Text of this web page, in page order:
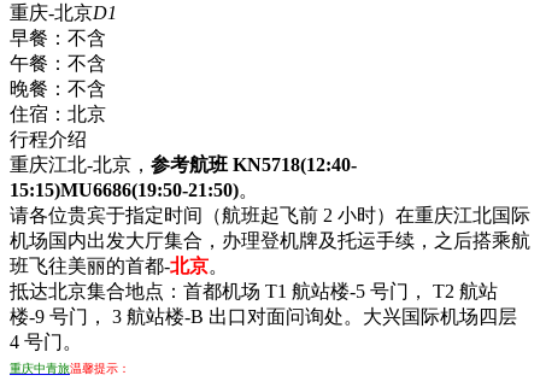
重庆-北京D1
早餐： 不含
午餐： 不含
晚餐： 不含
住宿： 北京
行程介绍
重庆江北-北京， 参考航班 KN5718(12:40-
15:15)MU6686(19:50-21:50)。
请各位贵宾于指定时间（航班起飞前 2 小时）在重庆江北国际
机场国内出发大厅集合，办理登机牌及托运手续，之后搭乘航
班飞往美丽的首都-北京。
抵达北京集合地点：首都机场 T1 航站楼-5 号门， T2 航站
楼-9 号门， 3 航站楼-B 出口对面问询处。大兴国际机场四层
4 号门。
重庆中青旅温馨提示：